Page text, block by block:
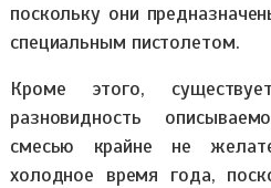
поскольку они
специальным пистолетом.
Кроме этого,
разновидность
смесью крайне не
холодное время года,